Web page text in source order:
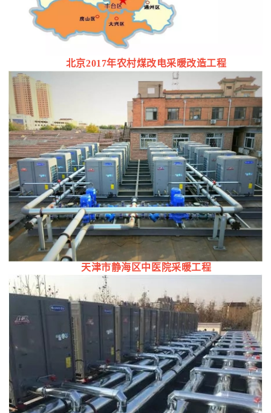
北京2017年农村煤改电采暖改造工程
天津市静海区中医院采暖工程